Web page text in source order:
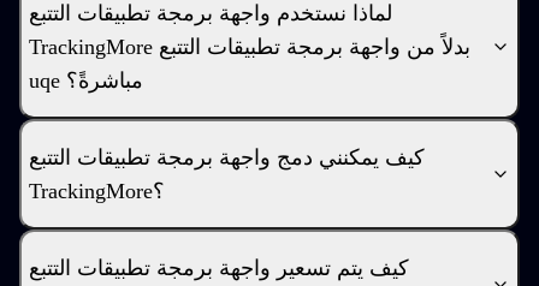
لماذا نستخدم واجهة برمجة تطبيقات التتبع
TrackingMore بدلاً من واجهة برمجة تطبيقات التتبع
uqe مباشرةً؟
كيف يمكنني دمج واجهة برمجة تطبيقات التتبع
TrackingMore؟
كيف يتم تسعير واجهة برمجة تطبيقات التتبع